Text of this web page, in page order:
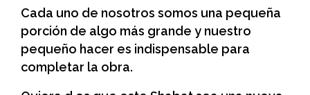
Cada uno de nosotros somos una pequeña
porción de algo más grande y nuestro
pequeño hacer es indispensable para
completar la obra.